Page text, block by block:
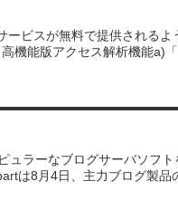
ービスが無料で提供されるよ
機能版アクセス解析機能a)
ュラーなブログサーバソフト
は8月4日、主力ブログ製品